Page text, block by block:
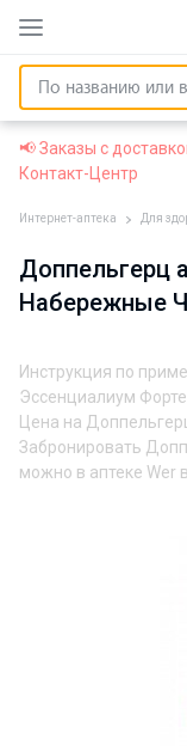
📢 Заказы с
Контакт-Центр
Интернет-аптека Для
Доппельгерц
Набережные
Инструкция по
Эссенциалиум Форте
Цена на
Забронировать
можно в аптеке Wer